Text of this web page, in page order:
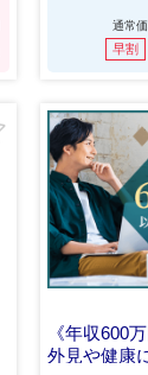
通常
早割
《年収600
外見や健康